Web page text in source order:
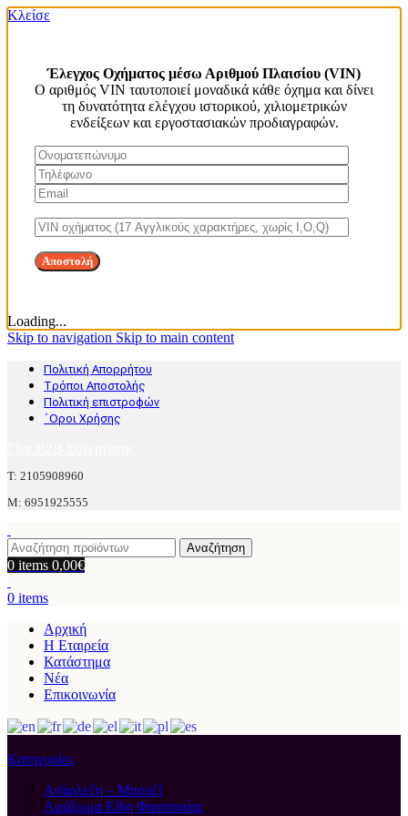
Κλείσε
Έλεγχος Οχήματος μέσω Αριθμού Πλαισίου (VIN)
Ο αριθμός VIN ταυτοποιεί μοναδικά κάθε όχημα και δίνει
τη δυνατότητα ελέγχου ιστορικού, χιλιομετρικών
ενδείξεων και εργοστασιακών προδιαγραφών.
Loading...
Skip to navigation Skip to main content
Πολιτική Απορρήτου
Τρόποι Αποστολής
Πολιτική επιστροφών
΄Οροι Χρήσης
Τ: 2105908960
M: 6951925555
Αναζήτηση
0 items 0,00€
0 items
Αρχική
Η Εταιρεία
Κατάστημα
Νέα
Επικοινωνία
Κατηγορίες
Ανάφλεξη – Μπουζί
Αμάξωμα Είδη Φανοποιίας